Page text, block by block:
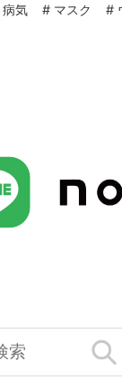
病気 # マスク #